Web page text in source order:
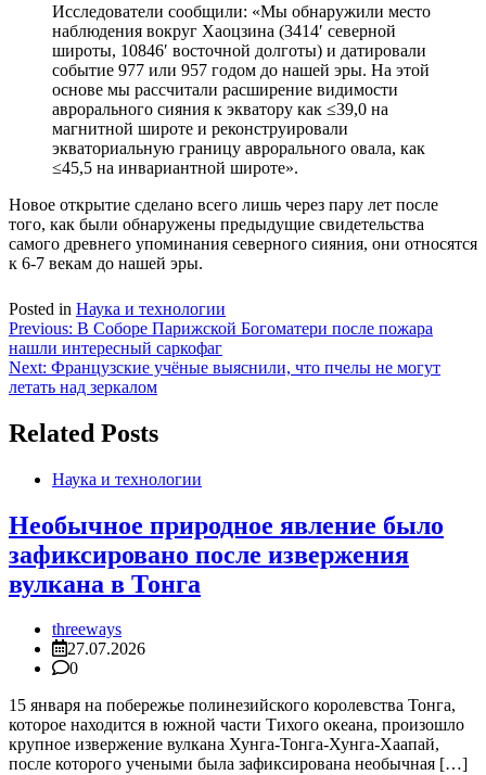
Исследователи сообщили: «Мы обнаружили место
наблюдения вокруг Хаоцзина (3414′ северной
широты, 10846′ восточной долготы) и датировали
событие 977 или 957 годом до нашей эры. На этой
основе мы рассчитали расширение видимости
аврорального сияния к экватору как ≤39,0 на
магнитной широте и реконструировали
экваториальную границу аврорального овала, как
≤45,5 на инвариантной широте».
Новое открытие сделано всего лишь через пару лет после
того, как были обнаружены предыдущие свидетельства
самого древнего упоминания северного сияния, они относятся
к 6-7 векам до нашей эры.
Posted in Наука и технологии
Навигация
по
записям
Previous: В Соборе Парижской Богоматери после пожара
нашли интересный саркофаг
Next: Французские учёные выяснили, что пчелы не могут
летать над зеркалом
Related Posts
Наука и технологии
Необычное природное явление было
зафиксировано после извержения
вулкана в Тонга
threeways
27.07.2026
0
15 января на побережье полинезийского королевства Тонга,
которое находится в южной части Тихого океана, произошло
крупное извержение вулкана Хунга-Тонга-Хунга-Хаапай,
после которого учеными была зафиксирована необычная […]